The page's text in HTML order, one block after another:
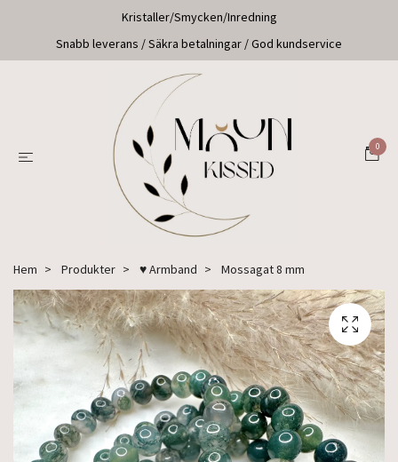
Kristaller/Smycken/Inredning
Snabb leverans / Säkra betalningar / God kundservice
0
Hem Produkter ♥ Armband Mossagat 8 mm